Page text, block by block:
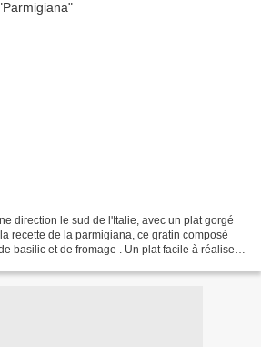
direction le sud de l'Italie, avec un plat gorgé
recette de la parmigiana, ce gratin composé
basilic et de fromage . Un plat facile à réaliser